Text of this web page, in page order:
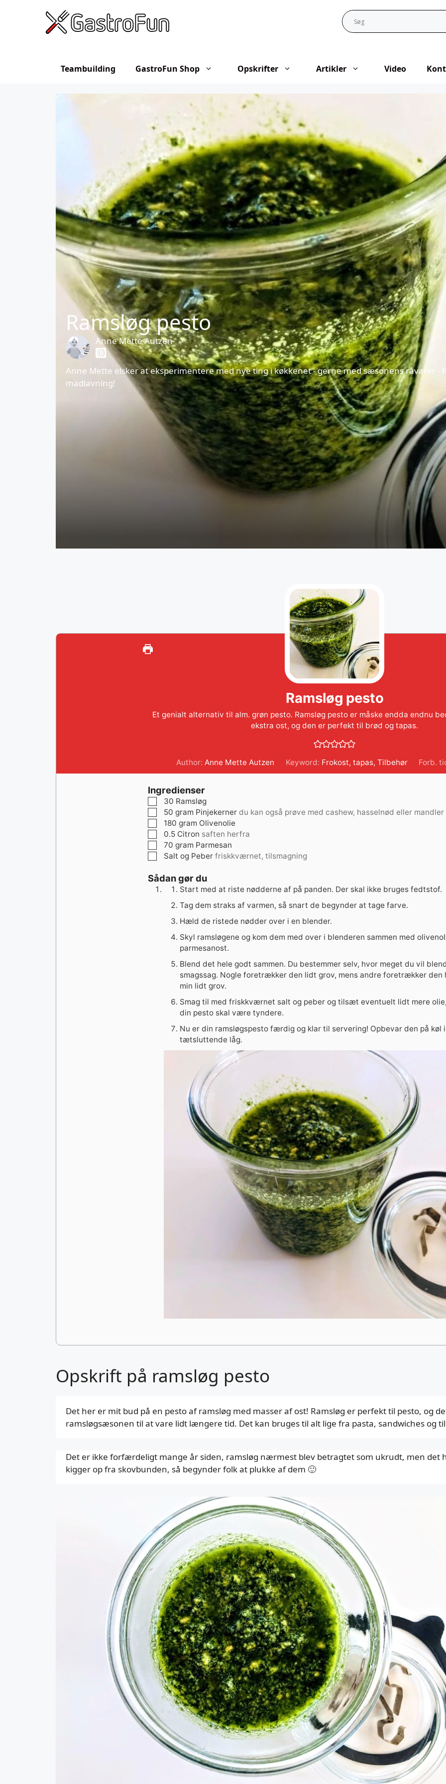
Teambuilding GastroFun Shop Opskrifter Artikler Video
Ramsløg pesto
Anne Mette Autzen
Anne Mette elsker at eksperimentere med nye ting i køkkenet - gerne med sæsonens råvarer
madlavning!
Opskrift på ramsløg pesto
Det her er mit bud på en pesto af ramsløg med masser af ost! Ramsløg er perfekt til pesto, og
ramsløgsæsonen til at vare lidt længere tid. Det kan bruges til alt lige fra pasta, sandwiches og til
Det er ikke forfærdeligt mange år siden, ramsløg nærmest blev betragtet som ukrudt, men det
kigger op fra skovbunden, så begynder folk at plukke af dem 🙂
Ramsløg pesto
Et genialt alternativ til alm. grøn pesto. Ramsløg pesto er måske endda endnu
ekstra ost, og den er perfekt til brød og tapas.
Author:Anne Mette Autzen Keyword: Frokost, tapas, Tilbehør Forb.
Ingredienser
▢
30 Ramsløg
▢
50 gram Pinjekerner du kan også prøve med cashew, hasselnød eller mandler
▢180 gram Olivenolie
▢
0.5 Citron saften herfra
▢
70 gram Parmesan
▢
Salt og Peber friskkværnet, tilsmagning
Sådan gør du
Start med at riste nødderne af på panden. Der skal ikke bruges fedtstof.
Tag dem straks af varmen, så snart de begynder at tage farve.
Hæld de ristede nødder over i en blender.
Skyl ramsløgene og kom dem med over i blenderen sammen med
parmesanost.
Blend det hele godt sammen. Du bestemmer selv, hvor meget du vil
smagssag. Nogle foretrækker den lidt grov, mens andre foretrækker den
min lidt grov.
Smag til med friskkværnet salt og peber og tilsæt eventuelt lidt mere
din pesto skal være tyndere.
Nu er din ramsløgspesto færdig og klar til servering! Opbevar den på køl
tætsluttende låg.